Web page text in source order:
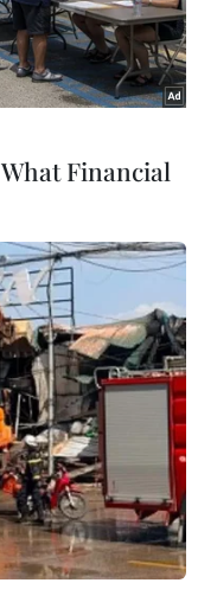
doanh' vào
hội Vũ Hồng Thanh
Doanh nghiệp
còn vướng mắc
Financial